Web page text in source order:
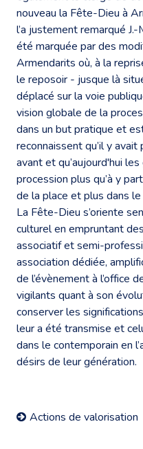
nouveau la Fête-Dieu à
l’a justement remarqué
été marquée par des
Armendarits où, à la
le reposoir - jusque là
déplacé sur la voie
vision globale de la
dans un but pratique et
reconnaissent qu’il y
avant et qu’aujourd'hui
procession plus qu’à y
de la place et plus dans
La Fête-Dieu s’oriente
culturel en empruntant
associatif et semi-
association dédiée,
de l’évènement à l’office
vigilants quant à son
conserver les
leur a été transmise et
dans le contemporain en
désirs de leur génération.
Actions de valorisation